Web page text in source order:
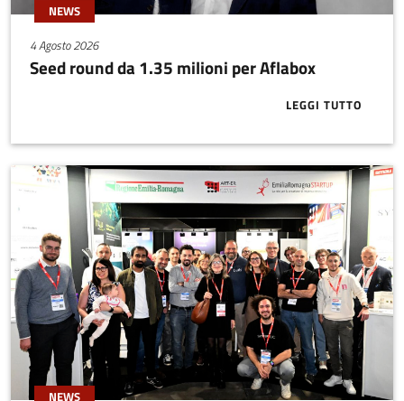
NEWS
4 Agosto 2026
Seed round da 1.35 milioni per Aflabox
LEGGI TUTTOABOUT SEED
NEWS